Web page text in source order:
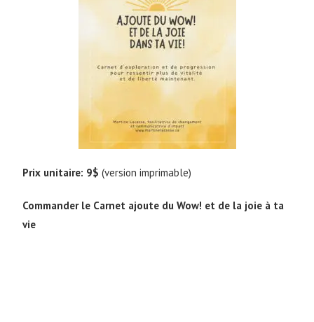
Prix unitaire: 9$(version imprimable)
Commander le Carnet ajoute du Wow! et de la joie à ta
vie